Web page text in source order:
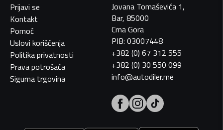
Prijavi se
Kontakt
Pomoć
Uslovi korišćenja
Politika privatnosti
Prava potrošača
Sigurna trgovina
Jovana Tomaševića 1,
Bar, 85000
Crna Gora
PIB: 03007448
+382 (0) 67 312 555
+382 (0) 30 550 099
info@autodiler.me